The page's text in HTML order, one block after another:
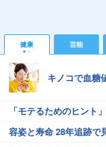
健康 芸能
キノコで血糖
「モテるためのヒント
容姿と寿命 28年追跡で